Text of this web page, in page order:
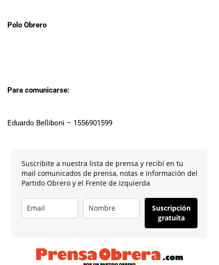
Polo Obrero
Para comunicarse:
Eduardo Belliboni – 1556901599
Suscribite a nuestra lista de prensa y recibí en tu
mail comunicados de prensa, notas e información del
Partido Obrero y el Frente de Izquierda
Suscripción
gratuita